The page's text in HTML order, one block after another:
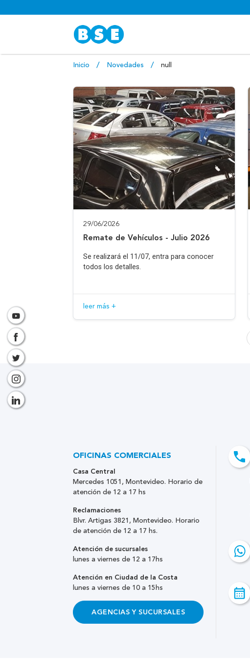
Inicio Novedades null
29/06/2026
Remate de Vehículos - Julio 2026
Se realizará el 11/07, entra para conocer
todos los detalles.
leer más +
OFICINAS COMERCIALES
Casa Central
Mercedes 1051, Montevideo. Horario de
atención de 12 a 17 hs
Reclamaciones
Blvr. Artigas 3821, Montevideo. Horario
de atención de 12 a 17 hs.
Atención de sucursales
lunes a viernes de 12 a 17hs
Atención en Ciudad de la Costa
lunes a viernes de 10 a 15hs
AGENCIAS Y SUCURSALES